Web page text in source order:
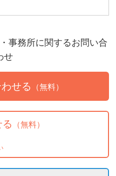
事務所に関するお問い合
せ
せる （無料）
（無料）